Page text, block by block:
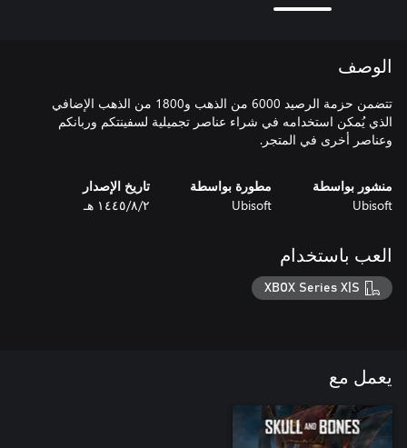
الوصف
تتضمن حزمة الرصيد 6000 من الذهب و1800 من الذهب الإضافي
الذي يُمكن استخدامه في شراء عناصر تجميلية لسفينتكم وربانكم
وعناصر أخرى في المتجر.
منشور بواسطة
Ubisoft
مطورة بواسطة
Ubisoft
تاريخ الإصدار
٢‏/٨‏/١٤٤٥ هـ
العب باستخدام
XBOX Series X|S
يعمل مع